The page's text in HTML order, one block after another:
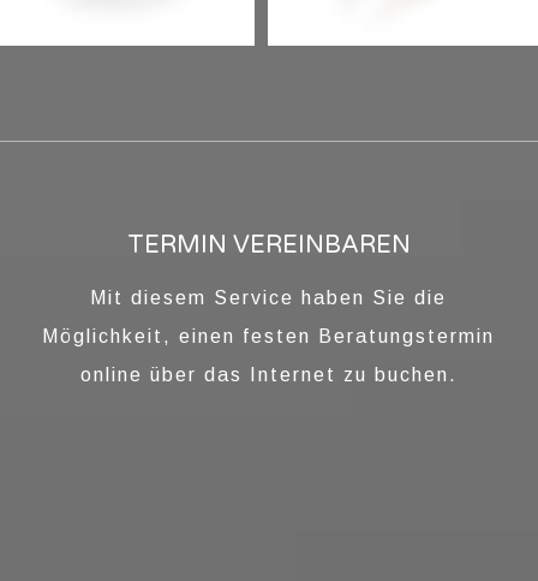
TERMIN VEREINBAREN
Mit diesem Service haben Sie die
Möglichkeit, einen festen Beratungstermin
online über das Internet zu buchen.